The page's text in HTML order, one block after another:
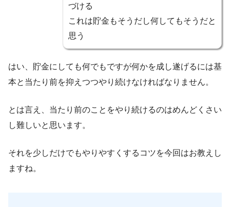
づける
これは貯金もそうだし何してもそうだと
思う
はい、貯金にしても何でもですが何かを成し遂げるには基
本と当たり前を抑えつつやり続けなければなりません。
とは言え、当たり前のことをやり続けるのはめんどくさい
し難しいと思います。
それを少しだけでもやりやすくするコツを今回はお教えし
ますね。